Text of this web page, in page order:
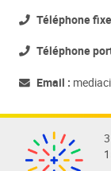
Téléphone
Téléphone
Email :